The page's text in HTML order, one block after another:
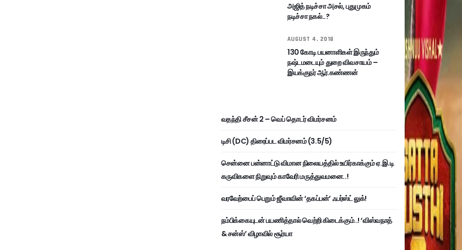
அஜித் நடிச்சா அசல், புதுமுகம்
நடிச்சா நகல்..?
AUGUST 4, 2018
130 கோடி பயனாளிகள் இருந்தும்
நஷ்டமடையும் துறை விவசாயம் –
இயக்குநர் ஆர்.கண்ணன்
வதந்தி சீசன் 2 – வெப் தொடர் விமர்சனம்
டிசி (DC) திரைப்பட விமர்சனம் (3.5/5)
சென்னை பன்னாட்டு விமான நிலையத்தில் உயிர்காக்கும் ஏ.இ.டி
கருவிகளை நிறுவும் காவேரி மருத்துவமனை..!
வரவேற்பைப் பெறும் ஜீவாவின் ‘தகப்பன்’ ஃபர்ஸ்ட் லுக்!
நம்பிக்கையுடன் பயணித்தால் வெற்றி கிடைக்கும்..! ‘விஸ்வநாத்
& சன்ஸ்’ விழாவில் சூர்யா